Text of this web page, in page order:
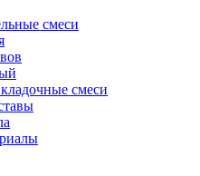
смеси
смеси